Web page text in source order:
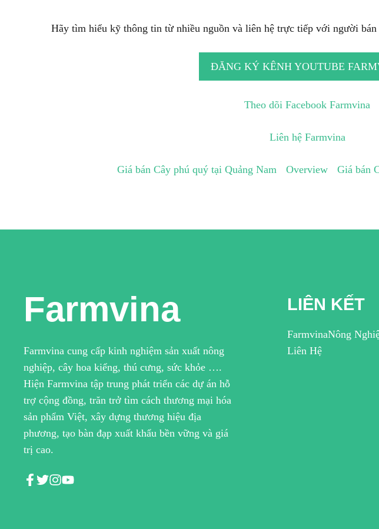
Hãy tìm hiểu kỹ thông tin từ nhiều nguồn và liên hệ trực tiếp với người
ĐĂNG KÝ KÊNH YOUTUBE
Theo dõi Facebook Farmvina
Liên hệ Farmvina
Giá bán Cây phú quý tại Quảng Nam Overview Giá bán
Farmvina
Farmvina cung cấp kinh nghiệm sản xuất nông
nghiệp, cây hoa kiểng, thú cưng, sức khỏe ….
Hiện Farmvina tập trung phát triển các dự án hỗ
trợ cộng đồng, trăn trở tìm cách thương mại hóa
sản phẩm Việt, xây dựng thương hiệu địa
phương, tạo bàn đạp xuất khẩu bền vững và giá
trị cao.
LIÊN KẾT
FarmvinaNông
Liên Hệ